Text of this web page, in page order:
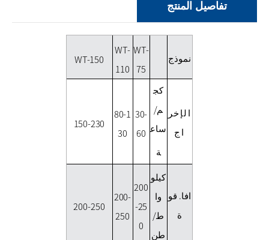
تفاصيل المنتج
نموذج
WT-
75
WT-
110
WT-150
الإخر
اج
كج
م/
ساع
ة
30-
60
80-1
30
150-230
افا. قو
ة
كيلو
وا
ط/
طن
200
-25
0
200-
250
200-250